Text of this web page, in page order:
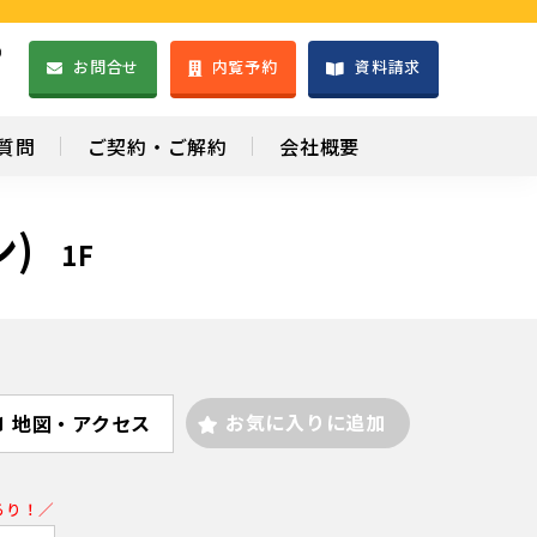
お問合せ 内覧予約 資料請求
問 ご契約・ご解約 会社概要
) 1F
地図・アクセス お気に入りに追加
！／